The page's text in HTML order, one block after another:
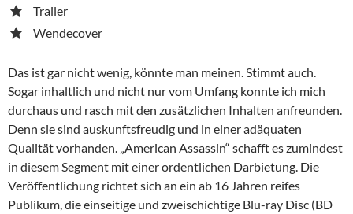
Trailer
Wendecover
Das ist gar nicht wenig, könnte man meinen. Stimmt auch.
Sogar inhaltlich und nicht nur vom Umfang konnte ich mich
durchaus und rasch mit den zusätzlichen Inhalten anfreunden.
Denn sie sind auskunftsfreudig und in einer adäquaten
Qualität vorhanden. „American Assassin“ schafft es zumindest
in diesem Segment mit einer ordentlichen Darbietung. Die
Veröffentlichung richtet sich an ein ab 16 Jahren reifes
Publikum, die einseitige und zweischichtige Blu-ray Disc (BD